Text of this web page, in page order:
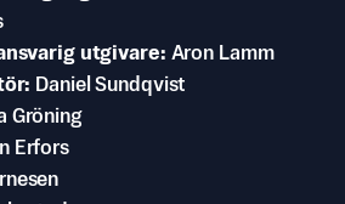
utgivare Aron Lamm
Daniel Sundqvist
Gröning
Erfors